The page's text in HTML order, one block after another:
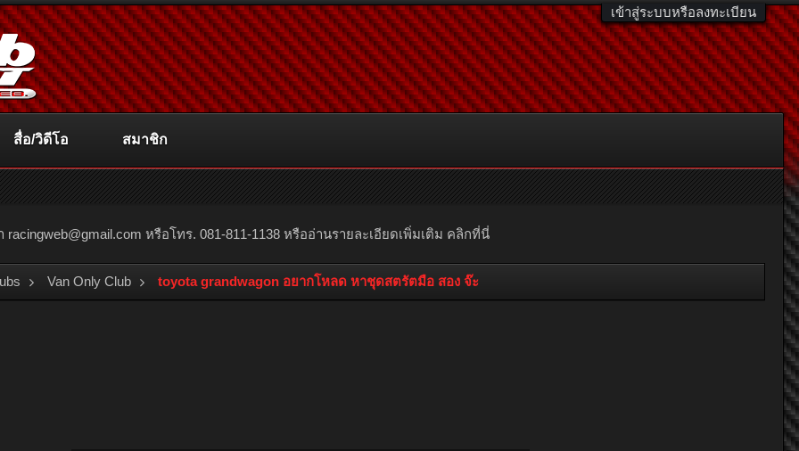
เข้าสู่ระบบหรือลงทะเบียน
racingweb@gmail.com หรือโทร. 081-811-1138 หรืออ่านรายละเอียดเพิ่มเติม คลิกที่นี่
Van Only Club toyota grandwagon อยากโหลด หาชุดสตรัตมือ สอง จ๊ะ
สื่อ/วิดีโอ สมาชิก